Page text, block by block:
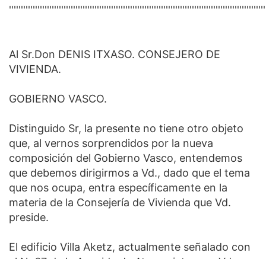
Al Sr.Don DENIS ITXASO. CONSEJERO DE
VIVIENDA.
GOBIERNO VASCO.
Distinguido Sr, la presente no tiene otro objeto
que, al vernos sorprendidos por la nueva
composición del Gobierno Vasco, entendemos
que debemos dirigirmos a Vd., dado que el tema
que nos ocupa, entra específicamente en la
materia de la Consejería de Vivienda que Vd.
preside.
El edificio Villa Aketz, actualmente señalado con